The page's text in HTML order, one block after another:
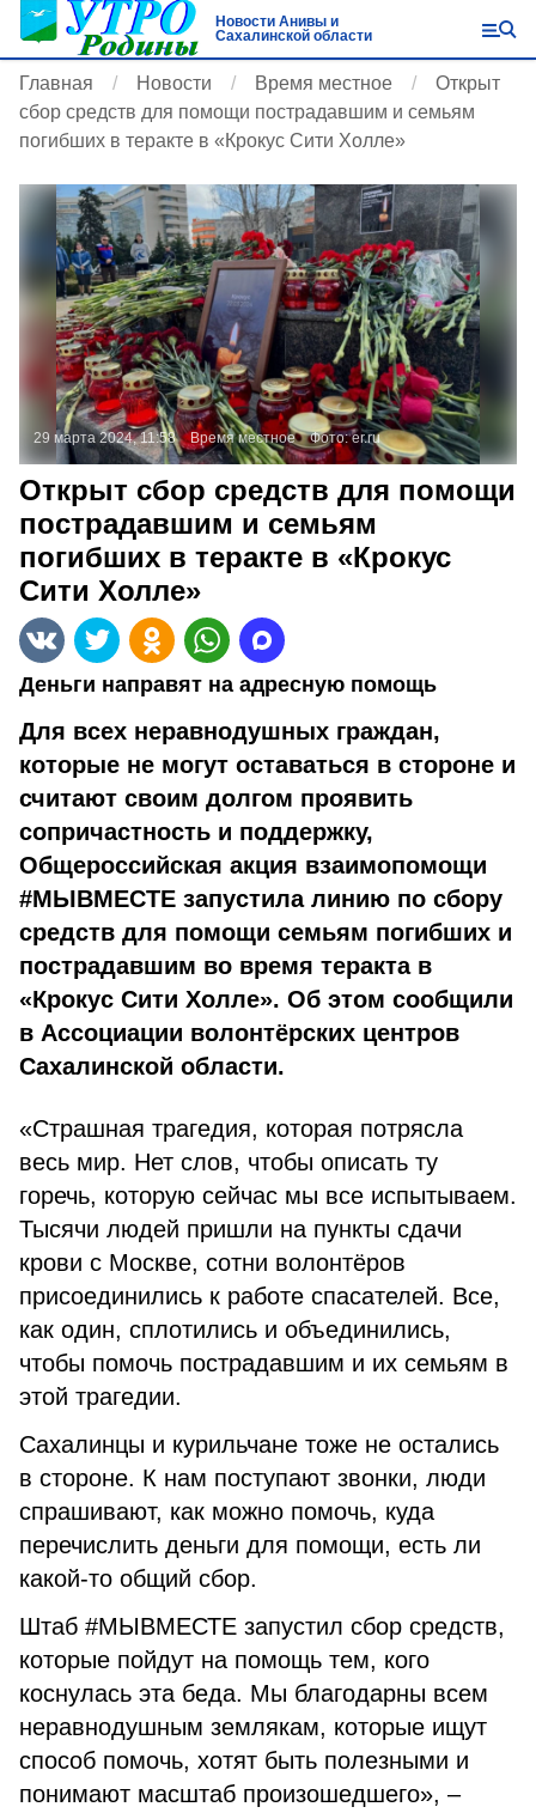
Новости Анивы и
Сахалинской области
Главная Новости Время местное
Открыт
сбор средств для помощи пострадавшим и семьям
погибших в теракте в «Крокус Сити Холле»
29 марта 2024, 11:58 Время местное Фото:er.ru
Открыт сбор средств для помощи
пострадавшим и семьям
погибших в теракте в «Крокус
Сити Холле»
Деньги направят на адресную помощь
Для всех неравнодушных граждан,
которые не могут оставаться в стороне и
считают своим долгом проявить
сопричастность и поддержку,
Общероссийская акция взаимопомощи
#МЫВМЕСТЕ запустила линию по сбору
средств для помощи семьям погибших и
пострадавшим во время теракта в
«Крокус Сити Холле». Об этом сообщили
в Ассоциации волонтёрских центров
Сахалинской области.
«Страшная трагедия, которая потрясла
весь мир. Нет слов, чтобы описать ту
горечь, которую сейчас мы все испытываем.
Тысячи людей пришли на пункты сдачи
крови с Москве, сотни волонтёров
присоединились к работе спасателей. Все,
как один, сплотились и объединились,
чтобы помочь пострадавшим и их семьям в
этой трагедии.
Сахалинцы и курильчане тоже не остались
в стороне. К нам поступают звонки, люди
спрашивают, как можно помочь, куда
перечислить деньги для помощи, есть ли
какой-то общий сбор.
Штаб #МЫВМЕСТЕ запустил сбор средств,
которые пойдут на помощь тем, кого
коснулась эта беда. Мы благодарны всем
неравнодушным землякам, которые ищут
способ помочь, хотят быть полезными и
понимают масштаб произошедшего», –